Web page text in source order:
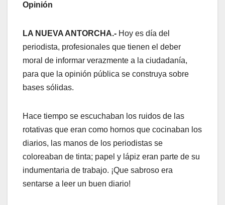
Opinión
LA NUEVA ANTORCHA.- Hoy es día del
periodista, profesionales que tienen el deber
moral de informar verazmente a la ciudadanía,
para que la opinión pública se construya sobre
bases sólidas.
Hace tiempo se escuchaban los ruidos de las
rotativas que eran como hornos que cocinaban los
diarios, las manos de los periodistas se
coloreaban de tinta; papel y lápiz eran parte de su
indumentaria de trabajo. ¡Que sabroso era
sentarse a leer un buen diario!